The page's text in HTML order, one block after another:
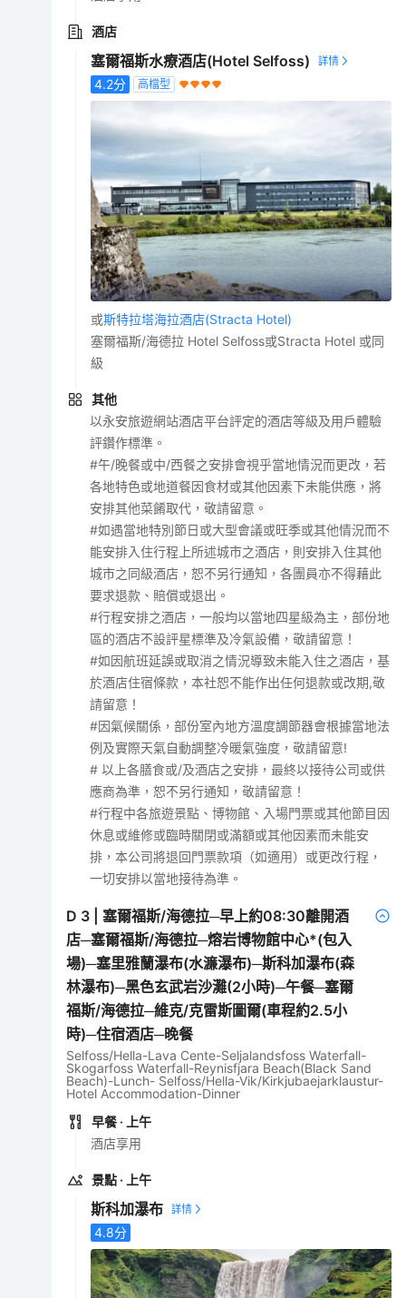
酒店
塞爾福斯水療酒店(Hotel Selfoss)
4.2分 高檔型
或斯特拉塔海拉酒店(Stracta Hotel)
塞爾福斯/海德拉 Hotel Selfoss或Stracta Hotel 或同
級
其他
以永安旅遊網站酒店平台評定的酒店等級及用戶體驗
評鑽作標準。
#午/晚餐或中/西餐之安排會視乎當地情況而更改，若
各地特色或地道餐因食材或其他因素下未能供應，將
安排其他菜餚取代，敬請留意。
#如遇當地特別節日或大型會議或旺季或其他情況而不
能安排入住行程上所述城市之酒店，則安排入住其他
城市之同級酒店，恕不另行通知，各團員亦不得藉此
要求退款、賠償或退出。
#行程安排之酒店，一般均以當地四星級為主，部份地
區的酒店不設評星標準及冷氣設備，敬請留意！
#如因航班延誤或取消之情況導致未能入住之酒店，基
於酒店住宿條款，本社恕不能作出任何退款或改期,敬
請留意！
#因氣候關係，部份室內地方溫度調節器會根據當地法
例及實際天氣自動調整冷暖氣強度，敬請留意!
# 以上各膳食或/及酒店之安排，最終以接待公司或供
應商為準，恕不另行通知，敬請留意！
#行程中各旅遊景點、博物館、入場門票或其他節目因
休息或維修或臨時關閉或滿額或其他因素而未能安
排，本公司將退回門票款項（如適用）或更改行程，
一切安排以當地接待為準。
D 3 |塞爾福斯/海德拉─早上約08:30離開酒
店─塞爾福斯/海德拉─熔岩博物館中心*(包入
場)─塞里雅蘭瀑布(水濂瀑布)─斯科加瀑布(森
林瀑布)─黑色玄武岩沙灘(2小時)─午餐─塞爾
福斯/海德拉─維克/克雷斯圖爾(車程約2.5小
時)─住宿酒店─晚餐
Selfoss/Hella-Lava Cente-Seljalandsfoss Waterfall-
Skogarfoss Waterfall-Reynisfjara Beach(Black Sand
Beach)-Lunch- Selfoss/Hella-Vik/Kirkjubaejarklaustur-
Hotel Accommodation-Dinner
早餐 · 上午
酒店享用
景點 · 上午
斯科加瀑布
4.8分